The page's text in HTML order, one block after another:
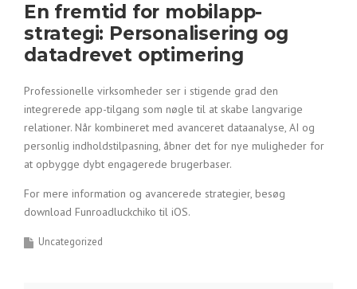
En fremtid for mobilapp-
strategi: Personalisering og
datadrevet optimering
Professionelle virksomheder ser i stigende grad den
integrerede app-tilgang som nøgle til at skabe langvarige
relationer. Når kombineret med avanceret dataanalyse, AI og
personlig indholdstilpasning, åbner det for nye muligheder for
at opbygge dybt engagerede brugerbaser.
For mere information og avancerede strategier, besøg
download Funroadluckchiko til iOS.
Uncategorized